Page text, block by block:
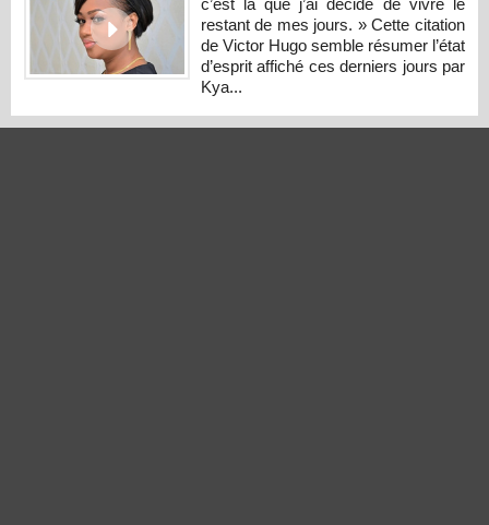
c’est là que j’ai décidé de vivre le
restant de mes jours. » Cette citation
de Victor Hugo semble résumer l’état
d’esprit affiché ces derniers jours par
Kya...